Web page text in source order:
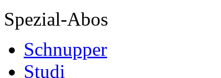
Spezial-Abos
Schnupper
Studi